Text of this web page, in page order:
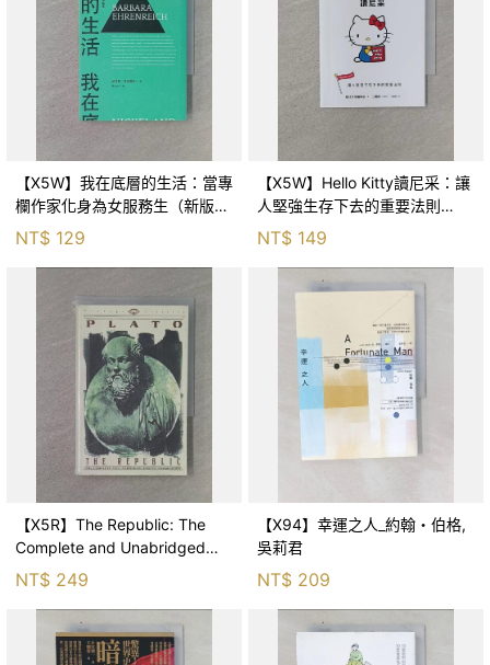
【X5W】我在底層的生活：當專
欄作家化身為女服務生（新版）
NT$ 129
【X5W】Hello Kitty讀尼采：讓
人堅強生存下去的重要法則
_SANRIO三麗鷗, 林慧雯
NT$ 149
【X5R】The Republic: The
Complete and Unabridged
Jowett Translation_Jow
NT$ 249
【X94】幸運之人_約翰・伯格,
吳莉君
NT$ 209